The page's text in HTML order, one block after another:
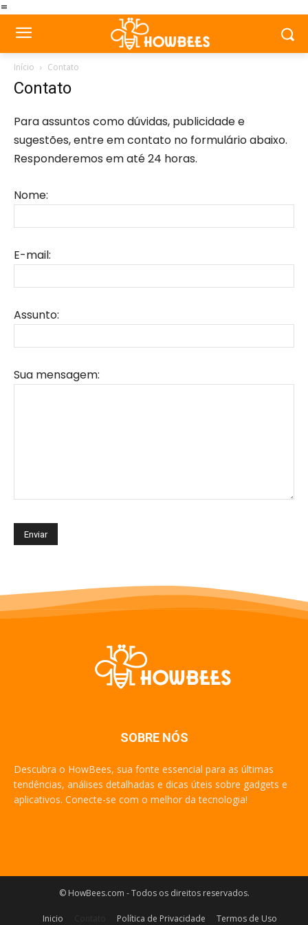
=
Início Contato
Contato
Para assuntos como dúvidas, publicidade e
sugestões, entre em contato no formulário abaixo.
Responderemos em até 24 horas.
Nome:
E-mail:
Assunto:
Sua mensagem:
SOBRE NÓS
Descubra o HowBees, sua fonte essencial para as últimas
tendências, análises detalhadas e dicas úteis sobre gadgets e
aplicativos. Conecte-se com o melhor da tecnologia!
© HowBees.com - Todos os direitos reservados.
Inicio Política de Privacidade Termos de Uso